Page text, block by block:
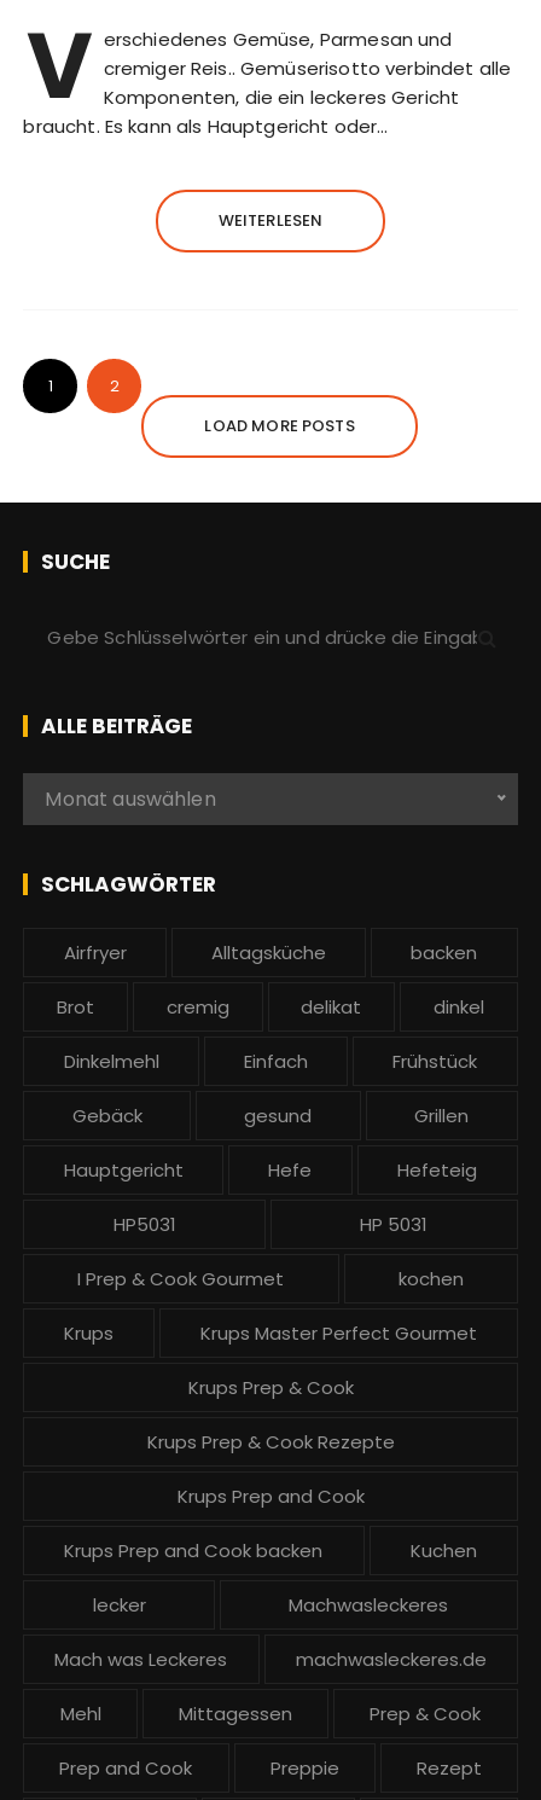
V erschiedenes Gemüse, Parmesan und
cremiger Reis.. Gemüserisotto verbindet alle
Komponenten, die ein leckeres Gericht
braucht. Es kann als Hauptgericht oder…
WEITERLESEN
1
2
LOAD MORE POSTS
SUCHE
h
e
n
c
:
ALLE BEITRÄGE
e
Monat auswählen
SCHLAGWÖRTER
Airfryer Alltagsküche backen
Brot cremig delikat dinkel
Dinkelmehl Einfach Frühstück
Gebäck gesund Grillen
Hauptgericht Hefe Hefeteig
HP5031 HP 5031
I Prep & Cook Gourmet kochen
Krups Krups Master Perfect Gourmet
Krups Prep & Cook
Krups Prep & Cook Rezepte
Krups Prep and Cook
Krups Prep and Cook backen Kuchen
lecker Machwasleckeres
Mach was Leckeres machwasleckeres.de
Mehl Mittagessen Prep & Cook
Prep and Cook Preppie Rezept